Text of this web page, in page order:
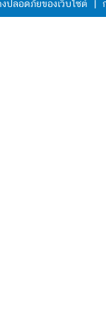
ปลอดภัยของเว็บไซต์ |